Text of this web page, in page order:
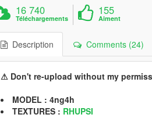
16 740
Téléchargements
155
Aiment
Description Comments (24)
⚠ Don't re-upload without my
MODEL : 4ng4h
TEXTURES : RHUPSI